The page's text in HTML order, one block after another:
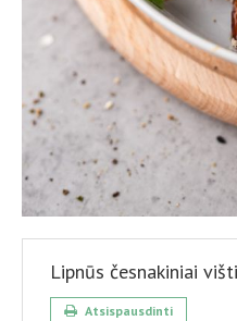
Lipnūs česnakiniai
Atsispausdinti